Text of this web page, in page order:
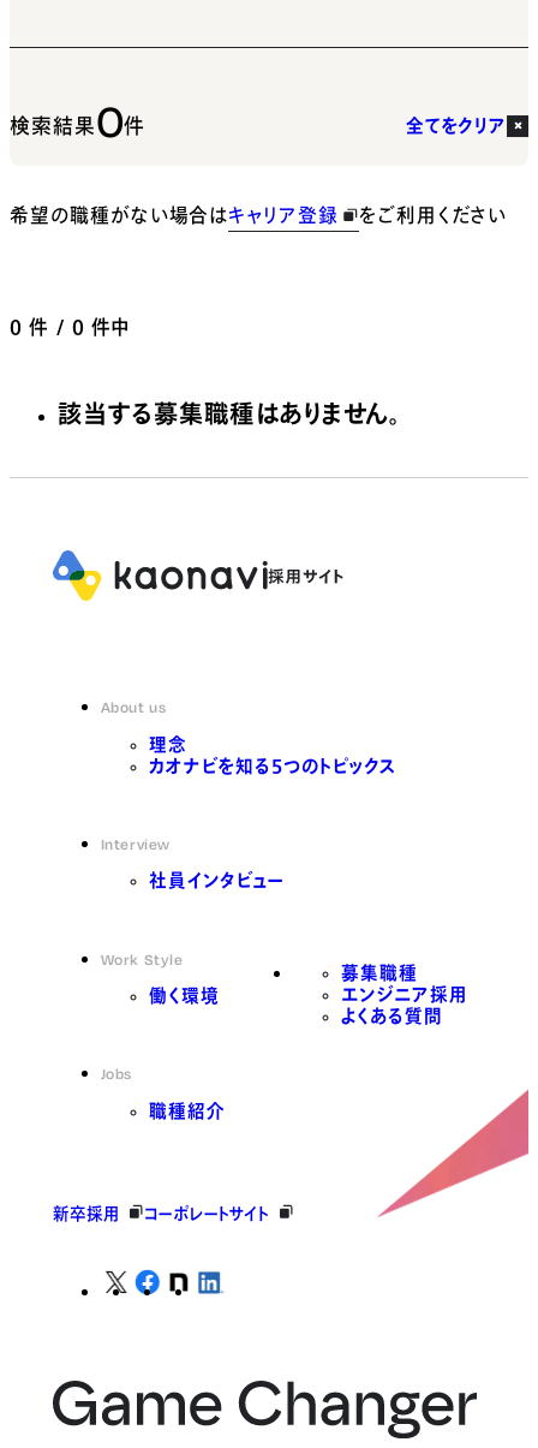
検索結果0件 全てをクリア
希望の職種がない場合はキャリア登録 をご利用ください
0 件 / 0 件中
該当する募集職種はありません。
About us
理念
カオナビを知る5つのトピックス
Interview
社員インタビュー
Work Style
働く環境
Jobs
職種紹介
募集職種
エンジニア採用
よくある質問
新卒採用 コーポレートサイト